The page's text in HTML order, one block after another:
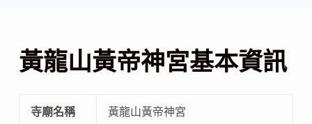
黃龍山黃帝神宮基本資訊
寺廟名稱 黃龍山黃帝神宮